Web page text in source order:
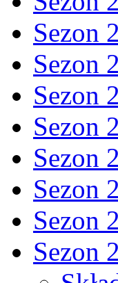
Sezon
Sezon
Sezon
Sezon
Sezon
Sezon
Sezon
Sezon